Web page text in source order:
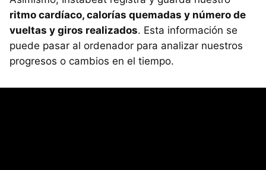
ritmo cardíaco, calorías quemadas y número de
vueltas y giros realizados. Esta información se
puede pasar al ordenador para analizar nuestros
progresos o cambios en el tiempo.